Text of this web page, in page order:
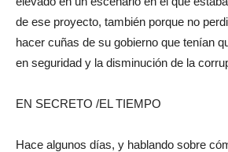
de ese proyecto, también porque no
hacer cuñas de su gobierno que tenían
en seguridad y la disminución de la
EN SECRETO /EL TIEMPO
Hace algunos días, y hablando sobre